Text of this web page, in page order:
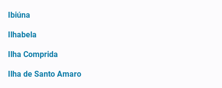
Ibiúna
Ilhabela
Ilha Comprida
Ilha de Santo Amaro